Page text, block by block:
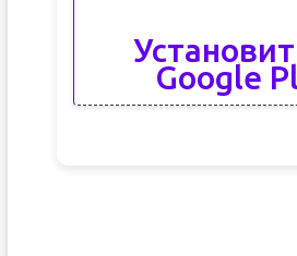
Google